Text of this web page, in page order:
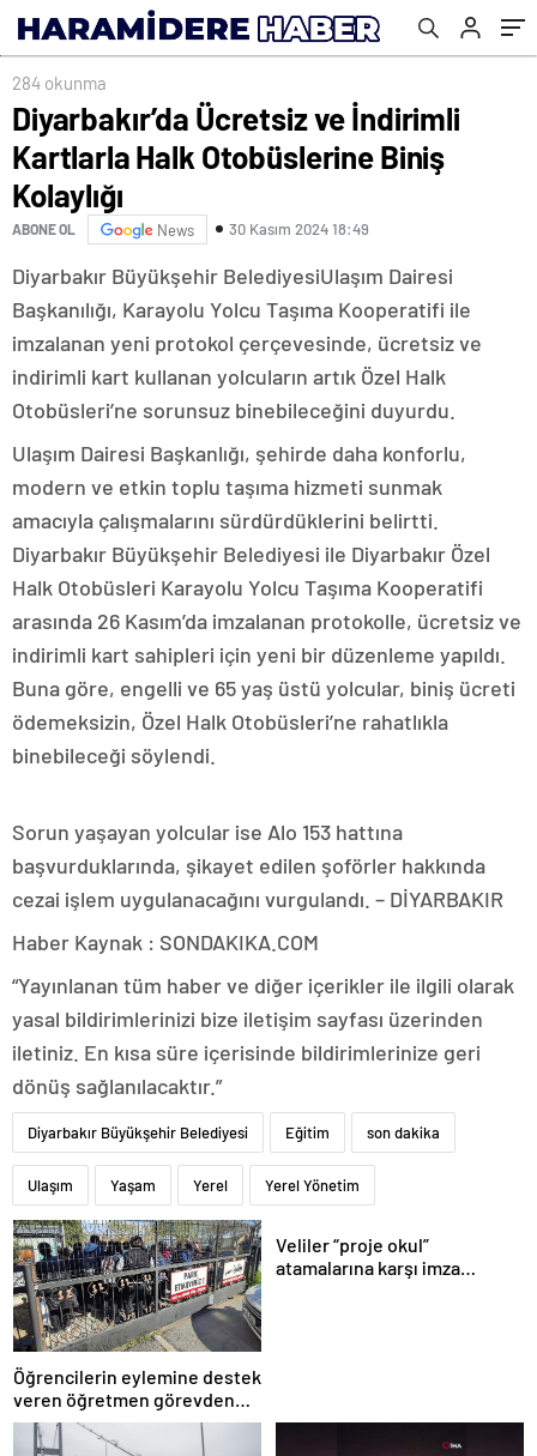
284 okunma
Diyarbakır’da Ücretsiz ve İndirimli
Kartlarla Halk Otobüslerine Biniş
Kolaylığı
ABONE OL News 30 Kasım 2024 18:49
Diyarbakır Büyükşehir BelediyesiUlaşım Dairesi
Başkanılığı, Karayolu Yolcu Taşıma Kooperatifi ile
imzalanan yeni protokol çerçevesinde, ücretsiz ve
indirimli kart kullanan yolcuların artık Özel Halk
Otobüsleri’ne sorunsuz binebileceğini duyurdu.
Ulaşım Dairesi Başkanlığı, şehirde daha konforlu,
modern ve etkin toplu taşıma hizmeti sunmak
amacıyla çalışmalarını sürdürdüklerini belirtti.
Diyarbakır Büyükşehir Belediyesi ile Diyarbakır Özel
Halk Otobüsleri Karayolu Yolcu Taşıma Kooperatifi
arasında 26 Kasım’da imzalanan protokolle, ücretsiz ve
indirimli kart sahipleri için yeni bir düzenleme yapıldı.
Buna göre, engelli ve 65 yaş üstü yolcular, biniş ücreti
ödemeksizin, Özel Halk Otobüsleri’ne rahatlıkla
binebileceği söylendi.
Sorun yaşayan yolcular ise Alo 153 hattına
başvurduklarında, şikayet edilen şoförler hakkında
cezai işlem uygulanacağını vurgulandı. – DİYARBAKIR
Haber Kaynak : SONDAKIKA.COM
“Yayınlanan tüm haber ve diğer içerikler ile ilgili olarak
yasal bildirimlerinizi bize iletişim sayfası üzerinden
iletiniz. En kısa süre içerisinde bildirimlerinize geri
dönüş sağlanılacaktır.”
Diyarbakır Büyükşehir Belediyesi Eğitim son dakika
Ulaşım Yaşam Yerel Yerel Yönetim
Öğrencilerin eylemine destek
veren öğretmen görevden
uzaklaştırıldı
Veliler “proje okul”
atamalarına karşı imza